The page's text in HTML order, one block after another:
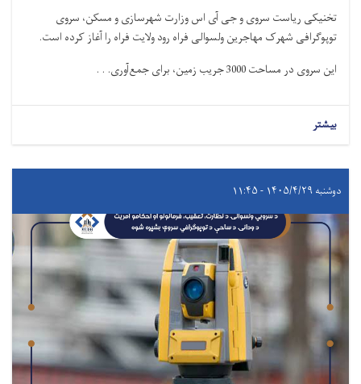
تخنیکی ریاست سروی و جی آی اس وزارت شهرسازی و مسکن، سروی
توپوگرافی شهرک مهاجرین ولسوالی فراه رود ولایت فراه را آغاز کرده است.
این سروی در مساحت 3000 جریب زمین، برای جمع‌آوری. . .
بیشتر
دوشنبه ۱۴۰۵/۴/۲۹ - ۱۱:۴۵